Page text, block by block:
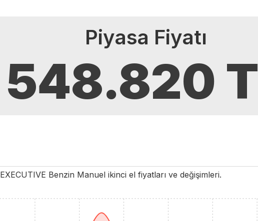
Piyasa Fiyatı
548.820
EXECUTIVE Benzin Manuel ikinci el fiyatları ve değişimleri.